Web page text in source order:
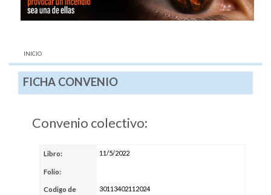
AQUÍ:
INICIO
FICHA CONVENIO
Convenio colectivo:
Libro: 11/5/2022
Folio:
Codigo de
30113402112024